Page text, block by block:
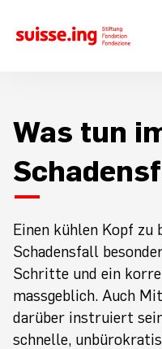
Was tun
Einen kühlen Kopf zu
Schadensfall
Schritte und ein
massgeblich. Auch
darüber instruiert
schnelle,